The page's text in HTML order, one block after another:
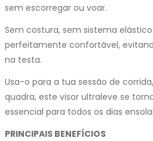
sem escorregar ou voar.
Sem costura, sem sistema
perfeitamente confortável,
na testa.
Usa-o para a tua sessão de
quadra, este visor ultraleve se
essencial para todos os dias
PRINCIPAIS BENEFÍCIOS